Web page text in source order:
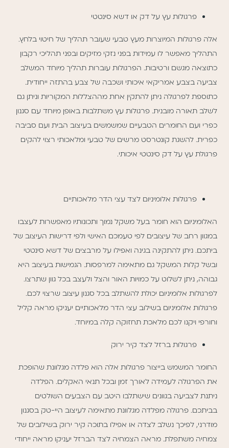
פרגולות עץ על דק או דשא סינטטי
אלה פרגולות המיוצרות מעץ טבעי שעובר תהליך של חיטוי בלחץ.
התהליך מאפשר לו עמידות בפני נזקי מזיקים ובפני תהליכי רקבון
כתוצאה מגשם ורטיבות. הפרגולות עוברות תהליך מיוחד המשלב
צביעה בצבע אמריקאי איכותי ושכבה של צבע בהתזה ייחודית.
כתוספת לפרגולה ניתן להתקין אחת מההצללות המקוריות וניתן גם
לשלב תאורה מובנית. פרגולות עץ משתלבות באופן מיוחד עם סגנון
כפרי ועם החומרים הטבעיים שמשמשים בעיצוב הבית ועם סביבה
כפרית. להשגת קונטרסט מרשים של טבעי ומלאכותי רצוי להקים
פרגולת עץ על דק סינטטי איכותי.
פרגולות אלומיניום לצד עצי הדר מלאכותיים
האלומיניום הוא חומר בעל משקל נמוך ותכונותיו מאפשרות לעצבו
במגוון רחב של עיצובים לפי טעמכם האישי ולפי דרישות העיצוב של
ביתכם. ניתן להתקינה בגינה ואפילו על מרבצים של דשא סינטטי
ובשל קלות המשקל גם מתאימה למרפסות. הגמישות בעיצוב היא
גבוהה, ניתן לשלוט על כמויות האור והצל ולעצב בכל גוון שתרצו.
לפרגולות אלומיניום יכולת להשתלב בכל סגנון עיצוב שרצוי לכם.
פרגולות אלומיניום בשילוב עצי הדר מלאכותיים יעניקו מראה קליל
וחורפי ויקנו לכם מלאכת תחזוקה קלה במיוחד.
פרגולות ברזל לצד קיר ירוק
החומר המשמש בייצור פרגולות אלה הוא פלדה מגלוונת שהופכת
את הפרגולה לעמידה לאורך זמן ובכל תנאי האקלים. הפלדה
ניתנת לצביעה בגוונים שישתלבו היטב עם הצבעים השולטים
בביתכם. פרגולה מפלדה מגלוונת מתאימה לעיצוב היי-טק בסגנון
מודרני, לפיכך נשלב לצדה או אפילו בתוכה קיר ירוק בשילובים של
צמחיה משתפלת. מראה הצמחיה לצד הברזל יעניקו מראה ייחודי